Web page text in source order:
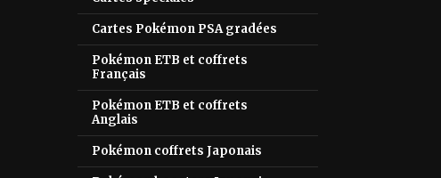
Cartes Pokémon PSA gradées
Pokémon ETB et coffrets
Français
Pokémon ETB et coffrets
Anglais
Pokémon coffrets Japonais